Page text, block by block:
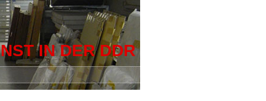
IN DER DDR